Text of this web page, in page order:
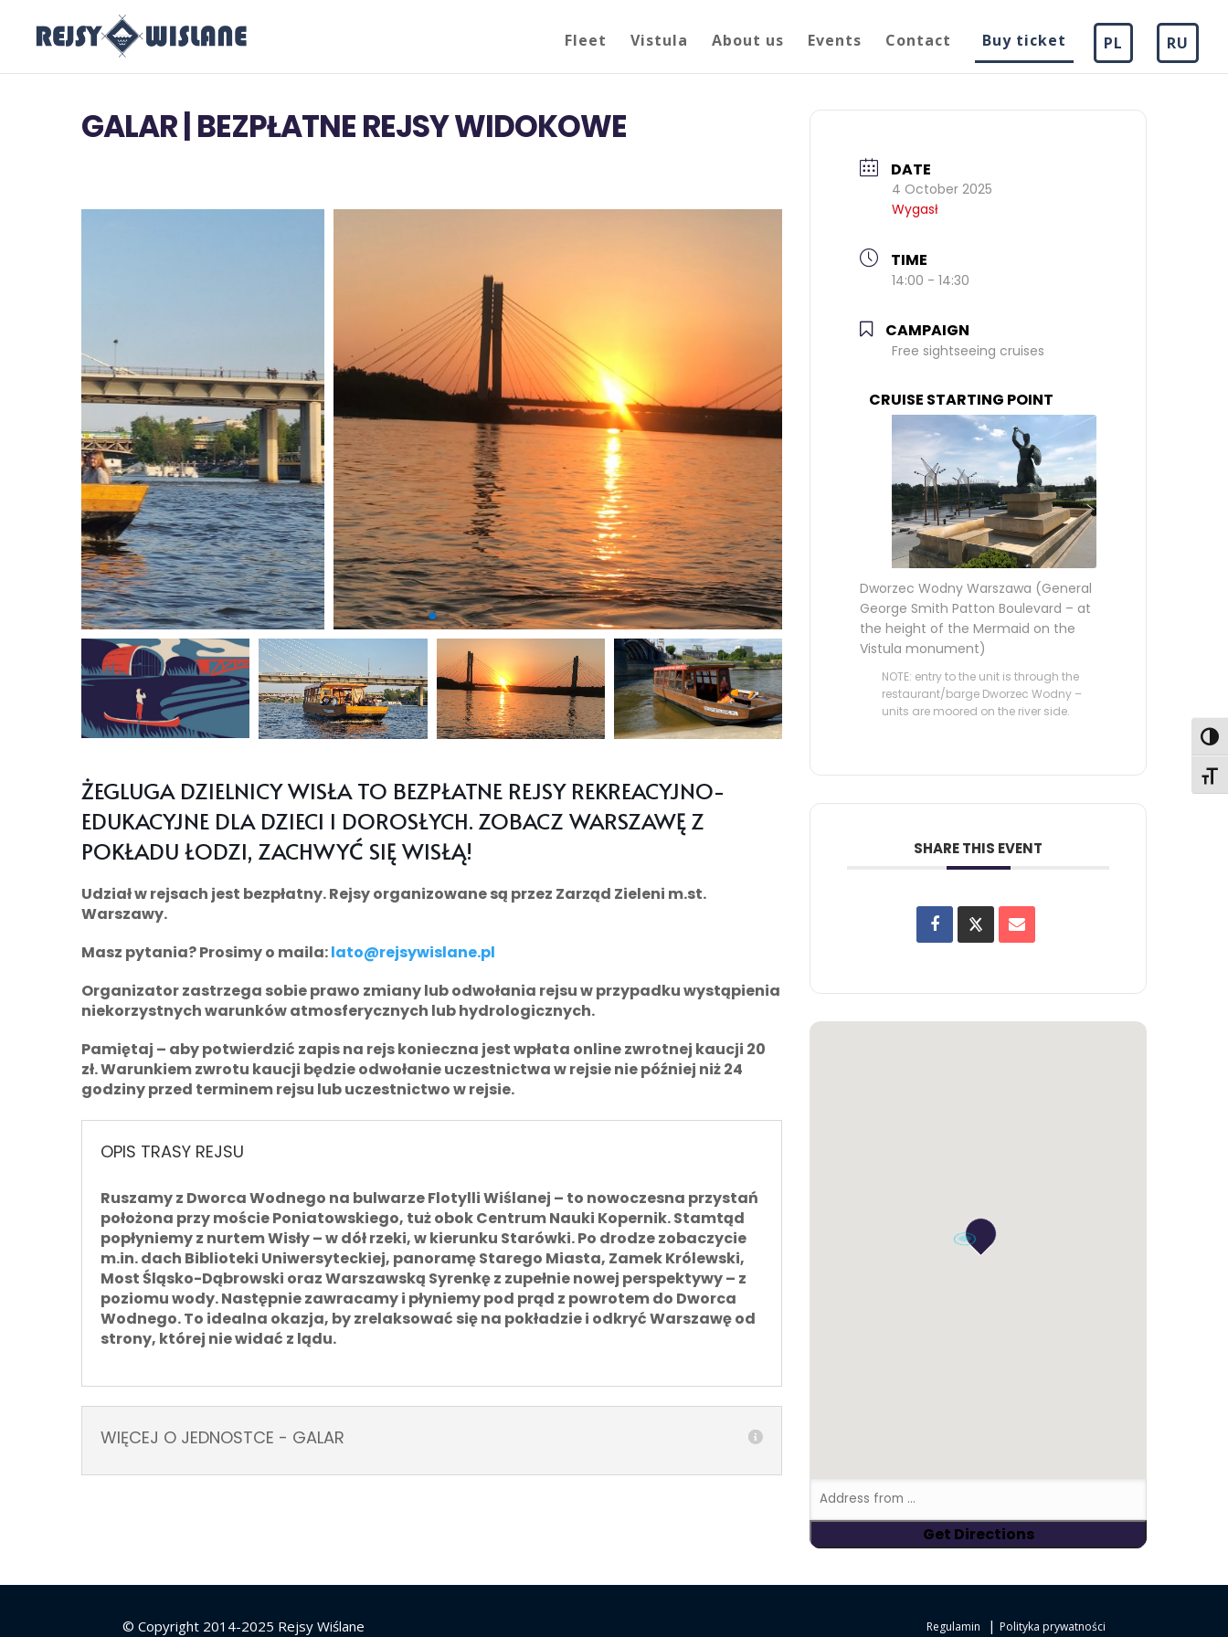
PL RU
Fleet Vistula About us Events Contact Buy ticket
GALAR | BEZPŁATNE REJSY WIDOKOWE
ŻEGLUGA DZIELNICY WISŁA TO BEZPŁATNE REJSY REKREACYJNO-
EDUKACYJNE DLA DZIECI I DOROSŁYCH. ZOBACZ WARSZAWĘ Z
POKŁADU ŁODZI, ZACHWYĆ SIĘ WISŁĄ!
Udział w rejsach jest bezpłatny. Rejsy organizowane są przez Zarząd Zieleni m.st.
Warszawy.
Masz pytania? Prosimy o maila:lato@rejsywislane.pl
Organizator zastrzega sobie prawo zmiany lub odwołania rejsu w przypadku wystąpienia
niekorzystnych warunków atmosferycznych lub hydrologicznych.
Pamiętaj – aby potwierdzić zapis na rejs konieczna jest wpłata online zwrotnej kaucji 20
zł. Warunkiem zwrotu kaucji będzie odwołanie uczestnictwa w rejsie nie później niż 24
godziny przed terminem rejsu lub uczestnictwo w rejsie.
OPIS TRASY REJSU
Ruszamy z Dworca Wodnego na bulwarze Flotylli Wiślanej – to nowoczesna przystań
położona przy moście Poniatowskiego, tuż obok Centrum Nauki Kopernik. Stamtąd
popłyniemyz nurtem Wisły – w dół rzeki, w kierunku Starówki. Po drodze zobaczycie
m.in. dach Biblioteki Uniwersyteckiej, panoramę Starego Miasta, Zamek Królewski,
Most Śląsko-Dąbrowski oraz Warszawską Syrenkę z zupełnie nowej perspektywy – z
poziomu wody. Następnie zawracamy i płyniemy pod prąd z powrotem do Dworca
Wodnego. To idealna okazja, by zrelaksować się na pokładzie i odkryć Warszawę od
strony, której nie widać z lądu.
WIĘCEJ O JEDNOSTCE - GALAR
DATE
4 October 2025
Wygasł
TIME
14:00 - 14:30
CAMPAIGN
Free sightseeing cruises
CRUISE STARTING POINT
Dworzec Wodny Warszawa (General
George Smith Patton Boulevard – at
the height of the Mermaid on the
Vistula monument)
NOTE: entry to the unit is through the
restaurant/barge Dworzec Wodny –
units are moored on the river side.
SHARE THIS EVENT
© Copyright 2014-2025 Rejsy Wiślane Regulamin | Polityka prywatności